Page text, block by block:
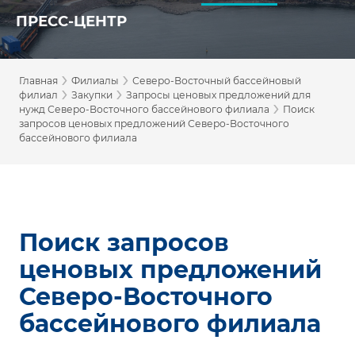
ПРЕСС-ЦЕНТР
Главная › Филиалы › Северо-Восточный бассейновый
филиал › Закупки › Запросы ценовых предложений для
нужд Северо-Восточного бассейнового филиала › Поиск
запросов ценовых предложений Северо-Восточного
бассейнового филиала
Поиск запросов
ценовых предложений
Северо-Восточного
бассейнового филиала